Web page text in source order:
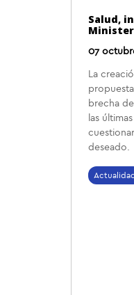
Salud,
07
La
brecha
las
deseado.
Actualidad